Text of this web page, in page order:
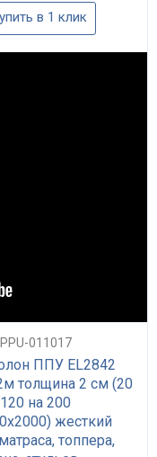
в 1 клик
011017
ППУ EL2842
толщина 2 см (20
на 200
жесткий
топпера,